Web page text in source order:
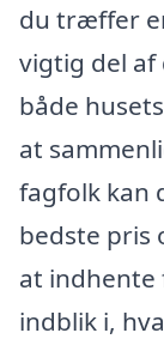
du træffer
vigtig del af
både
at
fagfolk kan
bedste pris
at indhente
indblik i,